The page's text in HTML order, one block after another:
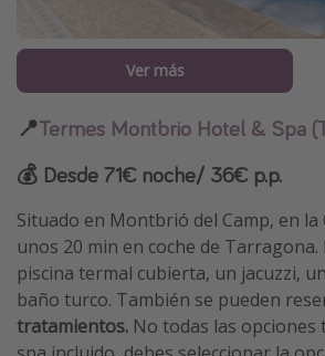
Ver más
📍Termes Montbrio Hotel & Spa
💰 Desde 71€ noche/ 36€ p.p.
Situado en Montbrió del Camp, en la
unos 20 min en coche de Tarragona.
piscina termal cubierta, un jacuzzi,
baño turco. También se pueden
tratamientos. No todas las opciones